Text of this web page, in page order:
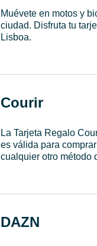
Muévete en motos y
ciudad. Disfruta tu
Lisboa.
Courir
La Tarjeta Regalo
es válida para
cualquier otro método
DAZN